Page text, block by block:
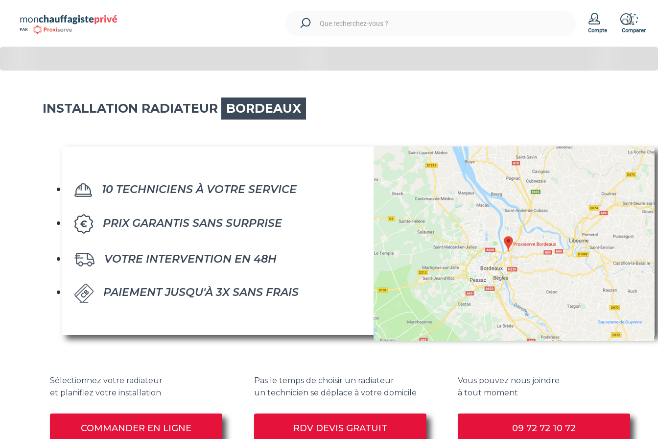
Que recherchez-vous ?
Compte Comparer
INSTALLATION RADIATEUR BORDEAUX
10 TECHNICIENS À VOTRE SERVICE
PRIX GARANTIS SANS SURPRISE
VOTRE INTERVENTION EN 48H
PAIEMENT JUSQU'À 3X SANS FRAIS
Sélectionnez votre radiateur
et planifiez votre installation
COMMANDER EN LIGNE
Pas le temps de choisir un radiateur
un technicien se déplace à votre domicile
RDV DEVIS GRATUIT
Vous pouvez nous joindre
à tout moment
09 72 72 10 72